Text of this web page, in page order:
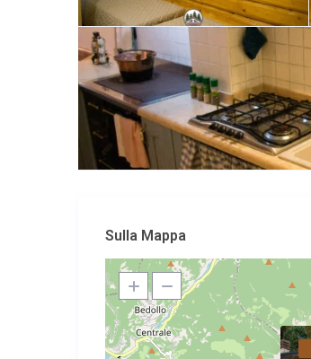
Sulla Mappa